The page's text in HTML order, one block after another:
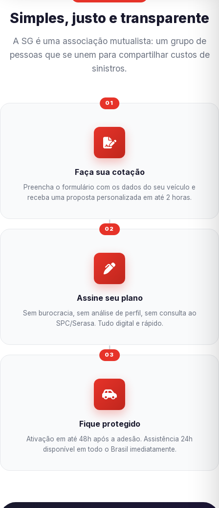
Simples, justo e transparente
A SG é uma associação mutualista: um grupo de
pessoas que se unem para compartilhar custos de
sinistros.
01
Faça sua cotação
Preencha o formulário com os dados do seu veículo e
receba uma proposta personalizada em até 2 horas.
02
Assine seu plano
Sem burocracia, sem análise de perfil, sem consulta ao
SPC/Serasa. Tudo digital e rápido.
03
Fique protegido
Ativação em até 48h após a adesão. Assistência 24h
disponível em todo o Brasil imediatamente.